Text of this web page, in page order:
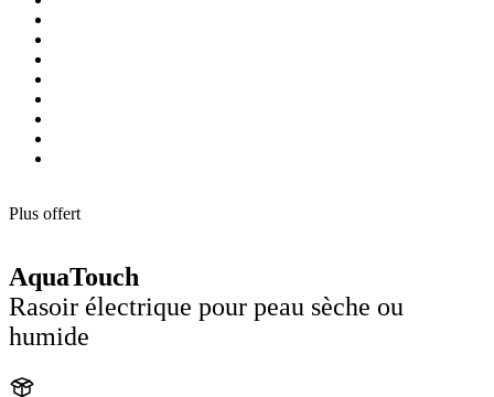
Plus offert
AquaTouch
Rasoir électrique pour peau sèche ou
humide